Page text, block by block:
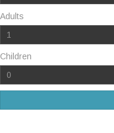
Adults
Children